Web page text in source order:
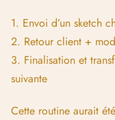
1. Envoi d’un sketch
2. Retour client +
3. Finalisation et
suivante
Cette routine aurait